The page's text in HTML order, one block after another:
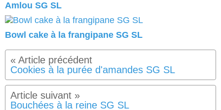
Amlou SG SL
Bowl cake à la frangipane SG SL
Cookies à la purée d'amandes SG SL
Bouchées à la reine SG SL